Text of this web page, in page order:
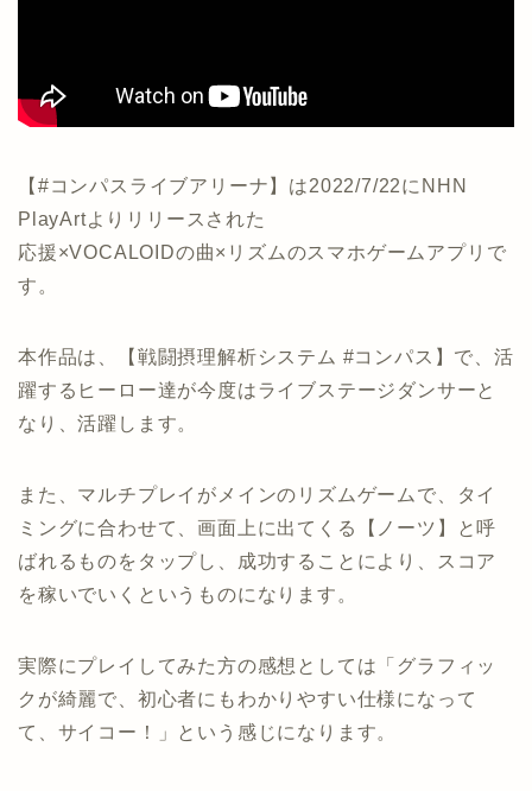
【#コンパスライブアリーナ】は2022/7/22にNHN
PlayArtよりリリースされた
応援×VOCALOIDの曲×リズムのスマホゲームアプリで
す。
本作品は、【戦闘摂理解析システム #コンパス】で、活
躍するヒーロー達が今度はライブステージダンサーと
なり、活躍します。
また、マルチプレイがメインのリズムゲームで、タイ
ミングに合わせて、画面上に出てくる【ノーツ】と呼
ばれるものをタップし、成功することにより、スコア
を稼いでいくというものになります。
実際にプレイしてみた方の感想としては「グラフィッ
クが綺麗で、初心者にもわかりやすい仕様になって
て、サイコー！」という感じになります。